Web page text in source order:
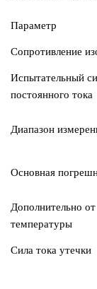
Параметр
Сопротивление
Испытательный
постоянного тока
Диапазон
Основная
Дополнительно от
температуры
Сила тока утечки